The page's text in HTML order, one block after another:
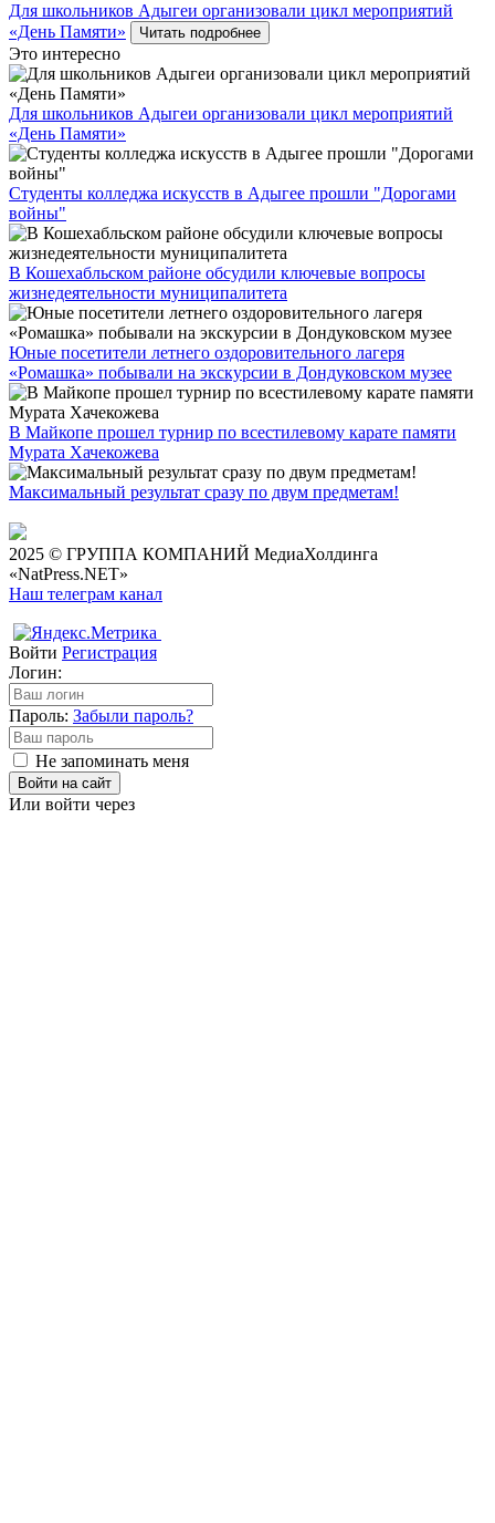
Для школьников Адыгеи организовали цикл мероприятий
«День Памяти»
Читать подробнее
Это интересно
Для школьников Адыгеи организовали цикл мероприятий
«День Памяти»
Студенты колледжа искусств в Адыгее прошли "Дорогами
войны"
В Кошехабльском районе обсудили ключевые вопросы
жизнедеятельности муниципалитета
Юные посетители летнего оздоровительного лагеря
«Ромашка» побывали на экскурсии в Дондуковском музее
В Майкопе прошел турнир по всестилевому карате памяти
Мурата Хачекожева
Максимальный результат сразу по двум предметам!
2025 © ГРУППА КОМПАНИЙ МедиаХолдинга
«NatPress.NET»
Наш телеграм канал
Войти Регистрация
Логин:
Пароль: Забыли пароль?
Не запоминать меня
Войти на сайт
Или войти через